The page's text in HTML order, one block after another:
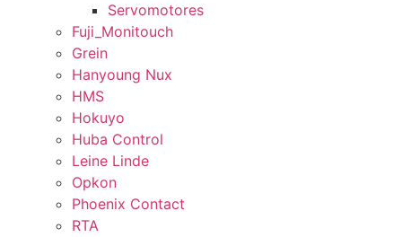
Servomotores
Fuji_Monitouch
Grein
Hanyoung Nux
HMS
Hokuyo
Huba Control
Leine Linde
Opkon
Phoenix Contact
RTA